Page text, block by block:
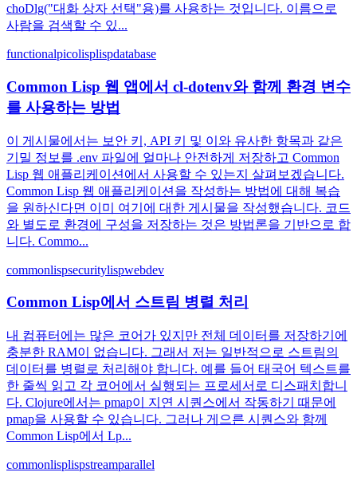
choDlg("대화 상자 선택"용)를 사용하는 것입니다. 이름으로
사람을 검색할 수 있...
functionalpicolisplispdatabase
Common Lisp 웹 앱에서 cl-dotenv와 함께 환경 변수
를 사용하는 방법
이 게시물에서는 보안 키, API 키 및 이와 유사한 항목과 같은
기밀 정보를 .env 파일에 얼마나 안전하게 저장하고 Common
Lisp 웹 애플리케이션에서 사용할 수 있는지 살펴보겠습니다.
Common Lisp 웹 애플리케이션을 작성하는 방법에 대해 복습
을 원하신다면 이미 여기에 대한 게시물을 작성했습니다. 코드
와 별도로 환경에 구성을 저장하는 것은 방법론을 기반으로 합
니다. Commo...
commonlispsecuritylispwebdev
Common Lisp에서 스트림 병렬 처리
내 컴퓨터에는 많은 코어가 있지만 전체 데이터를 저장하기에
충분한 RAM이 없습니다. 그래서 저는 일반적으로 스트림의
데이터를 병렬로 처리해야 합니다. 예를 들어 태국어 텍스트를
한 줄씩 읽고 각 코어에서 실행되는 프로세서로 디스패치합니
다. Clojure에서는 pmap이 지연 시퀀스에서 작동하기 때문에
pmap을 사용할 수 있습니다. 그러나 게으른 시퀀스와 함께
Common Lisp에서 Lp...
commonlisplispstreamparallel